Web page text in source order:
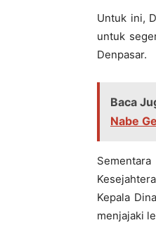
Untuk ini,
untuk
Denpasar.
Baca
Nabe
Kepala
menjajaki